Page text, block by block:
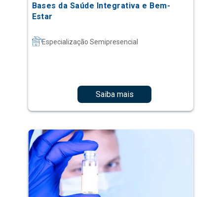
Bases da Saúde Integrativa e Bem-
Estar
Especialização Semipresencial
Saiba mais